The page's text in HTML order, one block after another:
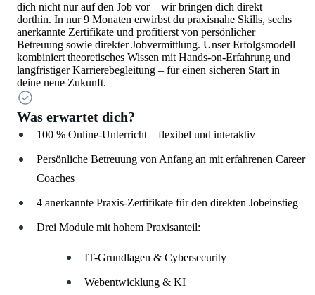
dich nicht nur auf den Job vor – wir bringen dich direkt
dorthin. In nur 9 Monaten erwirbst du praxisnahe Skills, sechs
anerkannte Zertifikate und profitierst von persönlicher
Betreuung sowie direkter Jobvermittlung. Unser Erfolgsmodell
kombiniert theoretisches Wissen mit Hands-on-Erfahrung und
langfristiger Karrierebegleitung – für einen sicheren Start in
deine neue Zukunft.
Was erwartet dich?
100 % Online-Unterricht – flexibel und interaktiv
Persönliche Betreuung von Anfang an mit erfahrenen Career
Coaches
4 anerkannte Praxis-Zertifikate für den direkten Jobeinstieg
Drei Module mit hohem Praxisanteil:
IT-Grundlagen & Cybersecurity
Webentwicklung & KI